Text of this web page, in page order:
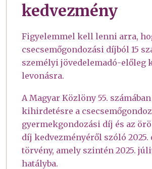
kedvezmény
Figyelemmel kell lenni arra,
csecsemőgondozási díjból 15
személyi jövedelemadó-előleg
levonásra.
A Magyar Közlöny 55.
kihirdetésre a
gyermekgondozási díj és az
díj kedvezményéről szóló 2025.
törvény, amely szintén 2025.
hatályba.